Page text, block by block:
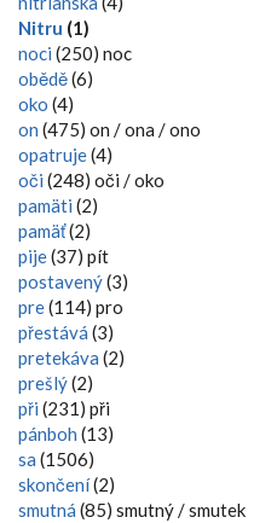
Nitru (1)
noci (250) noc
obědě(6)
oko (4)
on (475) on / ona / ono
opatruje(4)
oči (248) oči / oko
pamäti (2)
pamäť(2)
pije(37) pít
postavený(3)
pre(114) pro
přestává (3)
pretekáva (2)
prešlý(2)
při (231) při
pánboh (13)
sa (1506)
skončení(2)
smutná (85) smutný / smutek